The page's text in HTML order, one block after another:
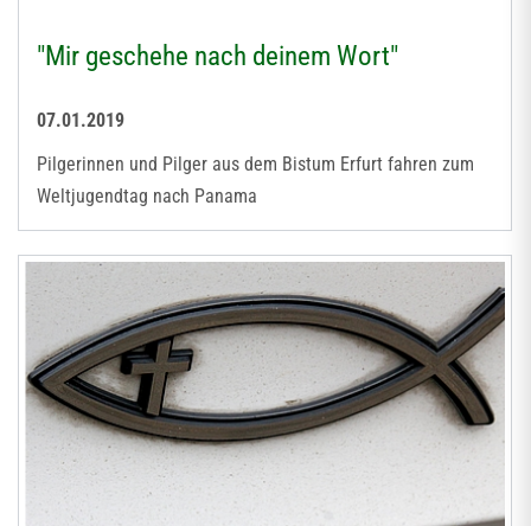
"Mir geschehe nach deinem Wort"
07.01.2019
Pilgerinnen und Pilger aus dem Bistum Erfurt fahren zum
Weltjugendtag nach Panama